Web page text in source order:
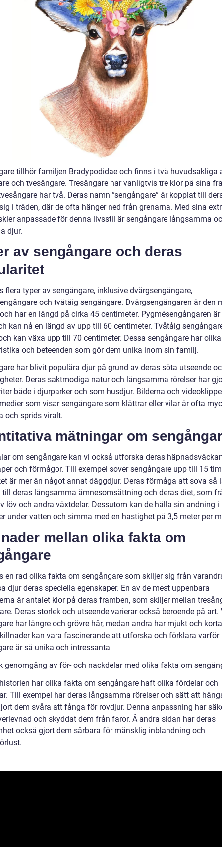
tillhör familjen Bradypodidae och finns i två huvudsakliga
och tvesångare. Tresångare har vanligtvis tre klor på sina
har två. Deras namn ”sengångare” är kopplat till
i träden, där de ofta hänger ned från grenarna. Med sina
anpassade för denna livsstil är sengångare långsamma
djur.
av sengångare och deras
flera typer av sengångare, inklusive dvärgsengångare,
och tvåtåig sengångare. Dvärgsengångaren är den
har en längd på cirka 45 centimeter. Pygmésengångaren
kan nå en längd av upp till 60 centimeter. Tvåtåig
kan växa upp till 70 centimeter. Dessa sengångare har olika
och beteenden som gör dem unika inom sin familj.
har blivit populära djur på grund av deras söta utseende
Deras saktmodiga natur och långsamma rörelser har
både i djurparker och som husdjur. Bilderna och
som visar sengångare som klättrar eller vilar är ofta
och sprids viralt.
mätningar om
om sengångare kan vi också utforska deras
och förmågor. Till exempel sover sengångare upp till 15
är mer än något annat däggdjur. Deras förmåga att sova så
till deras långsamma ämnesomsättning och deras diet, som
löv och andra växtdelar. Dessutom kan de hålla sin andning i
under vatten och simma med en hastighet på 3,5 meter per
mellan olika fakta om
en rad olika fakta om sengångare som skiljer sig från
djur deras speciella egenskaper. En av de mest uppenbara
är antalet klor på deras framben, som skiljer mellan
Deras storlek och utseende varierar också beroende på art.
har längre och grövre hår, medan andra har mjukt och
kan vara fascinerande att utforska och förklara varför
är så unika och intressanta.
genomgång av för- och nackdelar med olika fakta om
har olika fakta om sengångare haft olika fördelar och
Till exempel har deras långsamma rörelser och sätt att
dem svåra att fånga för rovdjur. Denna anpassning har
och skyddat dem från faror. Å andra sidan har deras
också gjort dem sårbara för mänsklig inblandning och